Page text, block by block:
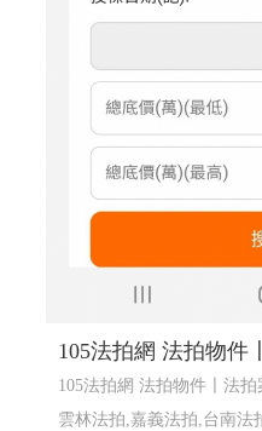
105法拍網 法拍物件
105法拍網 法拍物件〡法
雲林法拍,嘉義法拍,台南法